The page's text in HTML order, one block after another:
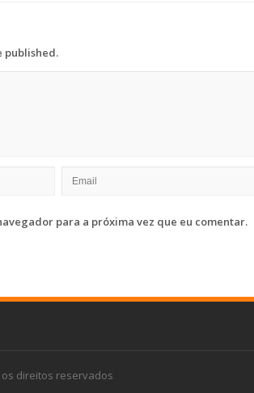
published.
para a próxima vez que eu comentar.
direitos reservados